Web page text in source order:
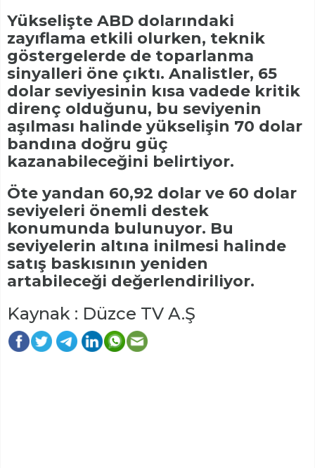
Yükselişte ABD dolarındaki
zayıflama etkili olurken, teknik
göstergelerde de toparlanma
sinyalleri öne çıktı. Analistler, 65
dolar seviyesinin kısa vadede kritik
direnç olduğunu, bu seviyenin
aşılması halinde yükselişin 70 dolar
bandına doğru güç
kazanabileceğini belirtiyor.
Öte yandan 60,92 dolar ve 60 dolar
seviyeleri önemli destek
konumunda bulunuyor. Bu
seviyelerin altına inilmesi halinde
satış baskısının yeniden
artabileceği değerlendiriliyor.
Kaynak : Düzce TV A.Ş